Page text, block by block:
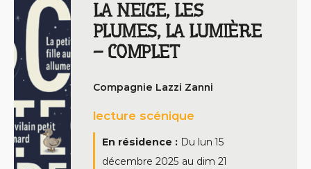
LA NEIGE, LES
PLUMES, LA LUMIÈRE
– COMPLET
Compagnie Lazzi Zanni
lecture scénique
En résidence : Du lun 15
décembre 2025 au dim 21